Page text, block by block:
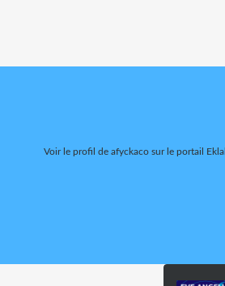
Voir le profil de afyckaco sur le portail